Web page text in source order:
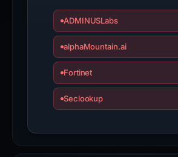
ADMINUSLabs
alphaMountain.ai
Fortinet
Seclookup